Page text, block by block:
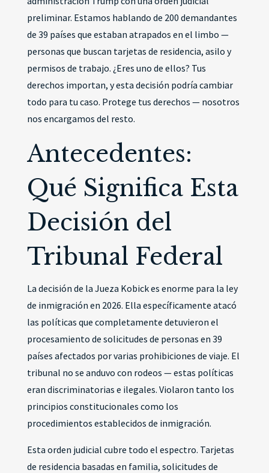
preliminar. Estamos hablando de 200 demandantes
de 39 países que estaban atrapados en el limbo —
personas que buscan tarjetas de residencia, asilo y
permisos de trabajo. ¿Eres uno de ellos? Tus
derechos importan, y esta decisión podría cambiar
todo para tu caso. Protege tus derechos — nosotros
nos encargamos del resto.
Antecedentes:
Qué Significa Esta
Decisión del
Tribunal Federal
La decisión de la Jueza Kobick es enorme para la ley
de inmigración en 2026. Ella específicamente atacó
las políticas que completamente detuvieron el
procesamiento de solicitudes de personas en 39
países afectados por varias prohibiciones de viaje. El
tribunal no se anduvo con rodeos — estas políticas
eran discriminatorias e ilegales. Violaron tanto los
principios constitucionales como los
procedimientos establecidos de inmigración.
Esta orden judicial cubre todo el espectro. Tarjetas
de residencia basadas en familia, solicitudes de